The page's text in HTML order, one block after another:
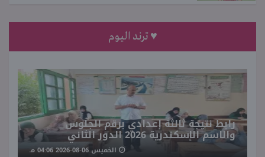
♥ ترند اليوم
رابط نتيجة ثالثة إعدادي برقم الجلوس
والاسم الإسكندرية 2026 الدور الثاني
الخميس 06-08-2026 04:06 مـ